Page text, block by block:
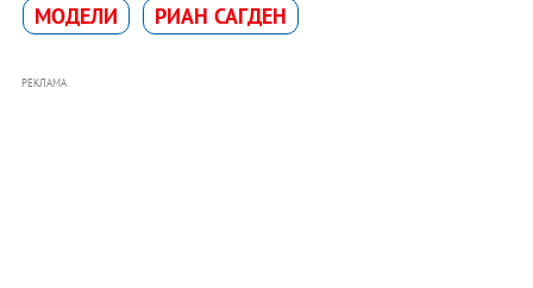
МОДЕЛИ РИАН САГДЕН
РЕКЛАМА